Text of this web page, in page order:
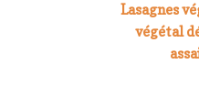
Lasagnes
végétal